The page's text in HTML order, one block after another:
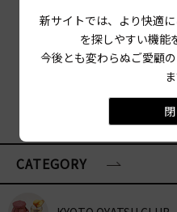
新サイトでは、より快適
を探しやすい機能
今後とも変わらぬご愛顧
CATEGORY